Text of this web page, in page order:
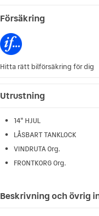
Försäkring
Hitta rätt bilförsäkring för dig
Utrustning
14" HJUL
LÅSBART TANKLOCK
VINDRUTA Org.
FRONTKORG Org.
Beskrivning och övrig